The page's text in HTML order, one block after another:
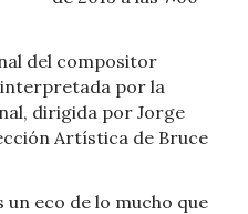
del compositor
interpretada por la
dirigida por Jorge
Artística de Bruce
un eco de lo mucho que